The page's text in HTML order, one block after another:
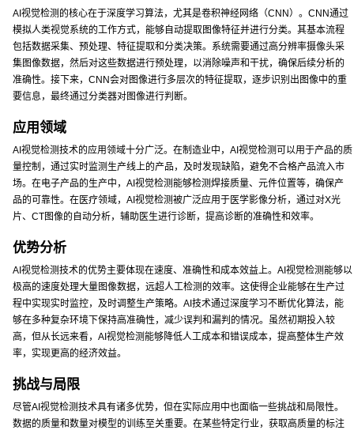
AI视觉检测的核心在于深度学习算法，尤其是卷积神经网络（CNN）。CNN通过
模拟人类视觉系统的工作方式，能够自动提取图像特征并进行分类。其基本流程
包括数据采集、预处理、特征提取和分类决策。系统需要通过高分辨率摄像头采
集图像数据，然后对这些数据进行预处理，以消除噪声和干扰，确保后续分析的
准确性。接下来，CNN会对图像进行多层次的特征提取，逐步识别出图像中的重
要信息，最终通过分类器对图像进行判断。
应用领域
AI视觉检测技术的应用领域十分广泛。在制造业中，AI视觉检测可以用于产品的质
量控制，通过实时监测生产线上的产品，及时发现缺陷，避免不合格产品流入市
场。在电子产品的生产中，AI视觉检测能够检测焊接质量、元件位置等，确保产
品的可靠性。在医疗领域，AI视觉检测被广泛应用于医学影像分析，通过对X光
片、CT图像的自动分析，辅助医生进行诊断，提高诊断的准确性和效率。
优势分析
AI视觉检测技术的优势主要体现在速度、准确性和成本效益上。AI视觉检测能够以
极高的速度处理大量图像数据，远超人工检测的效率。这使得企业能够在生产过
程中实现实时监控，及时调整生产策略。AI技术通过深度学习不断优化算法，能
够在多种复杂环境下保持高准确性，减少误判和漏判的情况。虽然初期投入较
高，但从长远来看，AI视觉检测能够降低人工成本和错误成本，提高整体生产效
率，实现更高的经济效益。
挑战与局限
尽管AI视觉检测技术具有诸多优势，但在实际应用中也面临一些挑战和局限性。
数据的质量和数量对模型的训练至关重要。在某些特定行业，获取高质量的标注